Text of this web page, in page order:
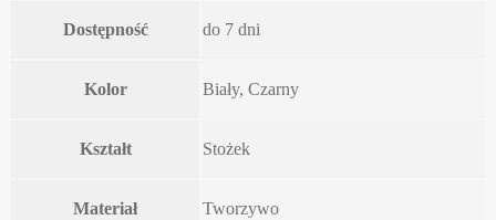
Dostępność do 7 dni
Kolor Biały, Czarny
Kształt Stożek
Materiał Tworzywo